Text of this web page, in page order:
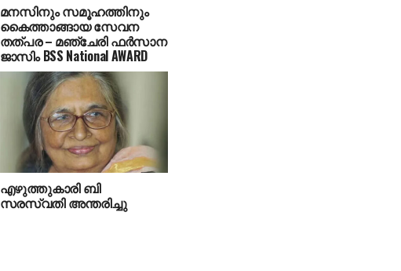
മനസിനും സമൂഹത്തിനും
കൈത്താങ്ങായ സേവന
തത്പര – മഞ്ചേരി ഫർസാന
ജാസിം BSS National AWARD
എഴുത്തുകാരി ബി
സരസ്വതി അന്തരിച്ചു